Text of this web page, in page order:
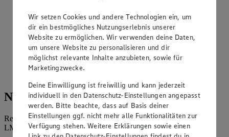
Die Creme auf den Keksboden geben und gleichmäßig
verteilen. Für 3-4 Stunden im Kühlschrank kaltstellen.
Die Torte aus dem Kühlschrank nehmen und aus der
Springform lösen. Für das Topping die Beeren waschen,
trocken tupfen und dekorativ auf der Torte verteilen. Mit
Nährwerte
Referenzmenge für einen durchschnittlichen Erwachsenen laut
LMIV (8.400 kJ/2.000 kcal).
Wir setzen Cookies und andere Technologien ein, um
dir ein bestmögliches Nutzungserlebnis unserer
Website zu ermöglichen. Wir verwenden deine Daten,
um unsere Website zu personalisieren und dir
möglichst relevante Inhalte anzubieten, sowie für
Marketingzwecke.
Deine Einwilligung ist freiwillig und kann jederzeit
individuell in den Datenschutz-Einstellungen angepasst
werden. Bitte beachte, dass auf Basis deiner
Einstellungen ggf. nicht mehr alle Funktionalitäten zur
Verfügung stehen. Weitere Erklärungen sowie einen